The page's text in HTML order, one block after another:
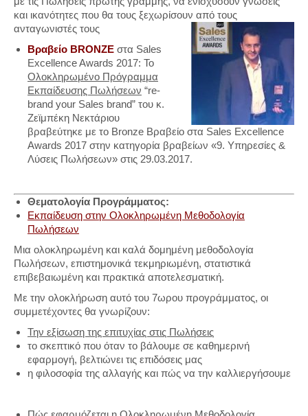
και ικανότητες που θα τους ξεχωρίσουν από τους
ανταγωνιστές τους
Βραβείο BRONZE στα Sales
Excellence Awards 2017: Το
Ολοκληρωμένο Πρόγραμμα
Εκπαίδευσης Πωλήσεων “re-
brand your Sales brand” του κ.
Ζεϊμπέκη Νεκτάριου
βραβεύτηκε με το Bronze Βραβείο στα Sales Excellence
Awards 2017 στην κατηγορία βραβείων «9. Υπηρεσίες &
Λύσεις Πωλήσεων» στις 29.03.2017.
Θεματολογία Προγράμματος:
Εκπαίδευση στην Ολοκληρωμένη Μεθοδολογία
Πωλήσεων
Μια ολοκληρωμένη και καλά δομημένη μεθοδολογία
Πωλήσεων, επιστημονικά τεκμηριωμένη, στατιστικά
επιβεβαιωμένη και πρακτικά αποτελεσματική.
Με την ολοκλήρωση αυτό του 7ωρου προγράμματος, οι
συμμετέχοντες θα γνωρίζουν:
Την εξίσωση της επιτυχίας στις Πωλήσεις
το σκεπτικό που όταν το βάλουμε σε καθημερινή
εφαρμογή, βελτιώνει τις επιδόσεις μας
η φιλοσοφία της αλλαγής και πώς να την καλλιεργήσουμε